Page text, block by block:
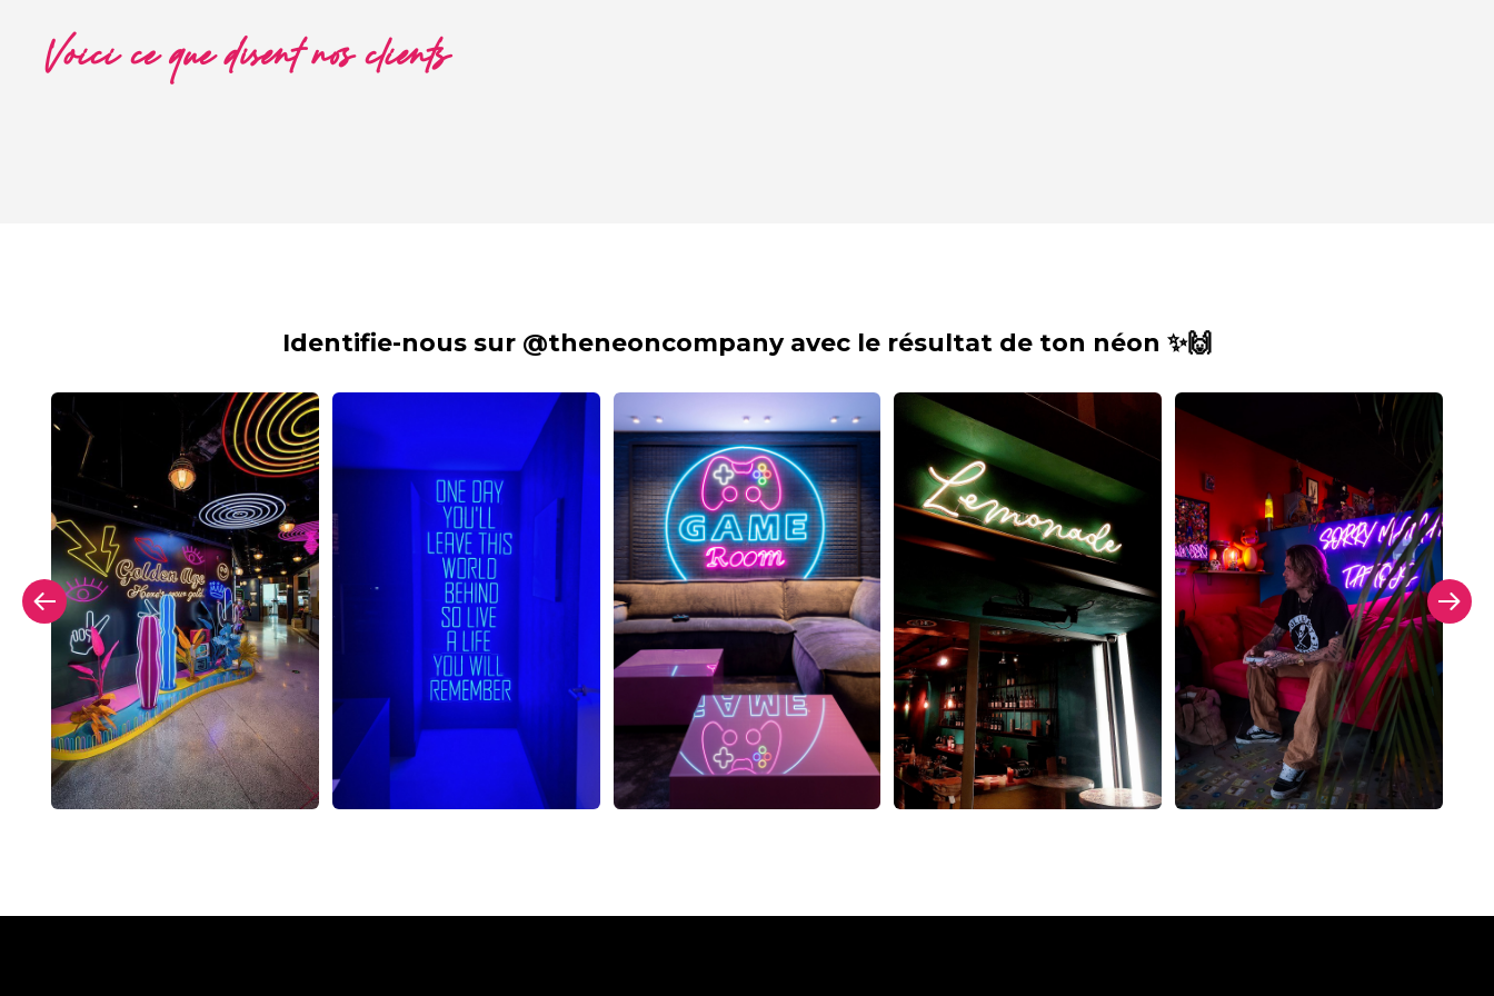
Voici ce que disent nos clients
Identifie-nous sur @theneoncompany avec le résultat de ton néon ✨🙌